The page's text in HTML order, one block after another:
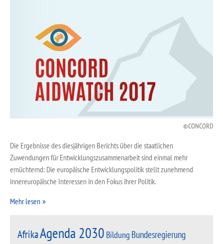
CONCORD
Die Ergebnisse des diesjährigen Berichts über die staatlichen
Zuwendungen für Entwicklungszusammenarbeit sind einmal mehr
ernüchternd: Die europäische Entwicklungspolitik stellt zunehmend
innereuropäische Interessen in den Fokus ihrer Politik.
Mehr lesen
AfrikaAgenda 2030 Bildung Bundesregierung